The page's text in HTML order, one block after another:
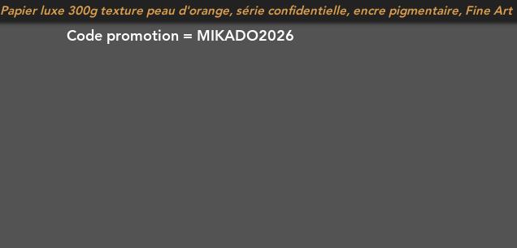
Papier luxe 300g texture peau d'orange, série confidentielle, encre pigmentaire, Fine Art
Code promotion = MIKADO2026